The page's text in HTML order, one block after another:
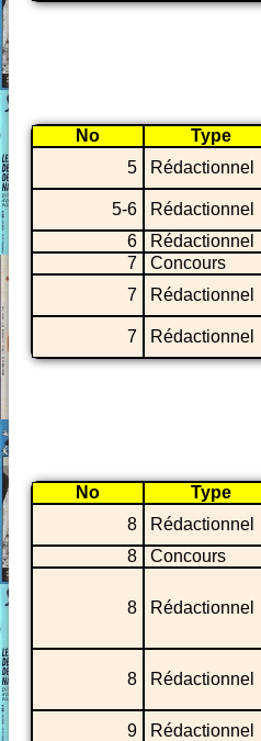
No Type
5
Rédactionnel
5-6 Rédactionnel
6
Rédactionnel
7
Concours
7
Rédactionnel
7 Rédactionnel
No Type
8
Rédactionnel
8
Concours
8 Rédactionnel
8 Rédactionnel
9 Rédactionnel